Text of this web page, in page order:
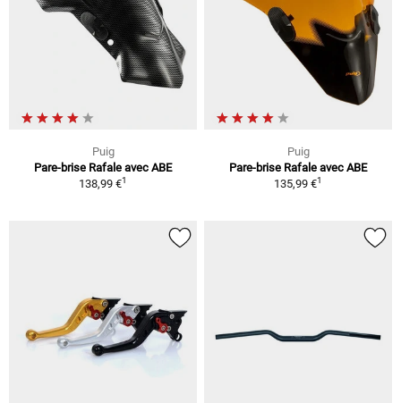
Puig
Pare-brise Rafale avec ABE
138,99 €1
Puig
Pare-brise Rafale avec ABE
135,99 €1